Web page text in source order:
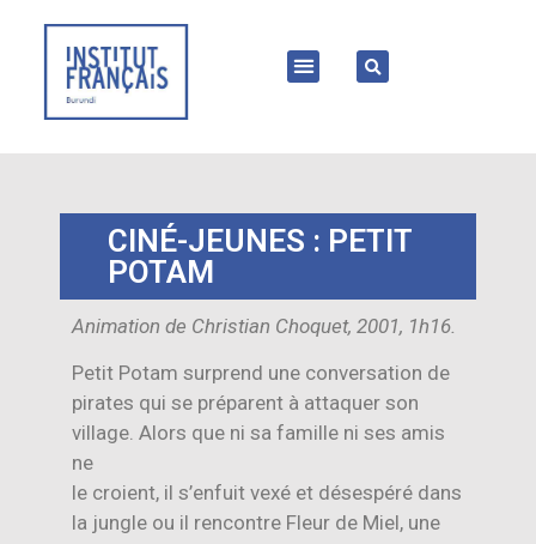
CINÉ-JEUNES : PETIT
POTAM
Animation de Christian Choquet, 2001, 1h16.
Petit Potam surprend une conversation de
pirates qui se préparent à attaquer son
village. Alors que ni sa famille ni ses amis
ne
le croient, il s’enfuit vexé et désespéré dans
la jungle ou il rencontre Fleur de Miel, une